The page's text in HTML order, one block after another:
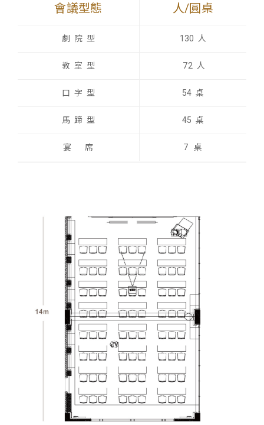
會議型態 人/圓桌
劇 院 型 130 人
教 室 型 72 人
口 字 型 54 桌
馬 蹄 型 45 桌
宴 席 7 桌